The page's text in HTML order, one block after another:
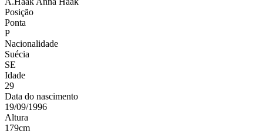
Posição
Ponta
P
Nacionalidade
Suécia
SE
Idade
29
Data do nascimento
19/09/1996
Altura
179cm